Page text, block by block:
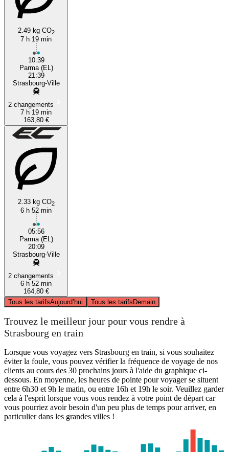
2.49 kg CO2
7 h 19 min
10:39
Parma (EL)
21:39
Strasbourg-Ville
2 changements
7 h 19 min
163,80 €
2.33 kg CO2
6 h 52 min
05:56
Parma (EL)
20:09
Strasbourg-Ville
2 changements
6 h 52 min
164,80 €
Tous les tarifsAujourd’hui Tous les tarifsDemain
Trouvez le meilleur jour pour vous rendre à
Strasbourg en train
Lorsque vous voyagez vers Strasbourg en train, si vous souhaitez
éviter la foule, vous pouvez vérifier la fréquence de voyage de nos
clients au cours des 30 prochains jours à l'aide du graphique ci-
dessous. En moyenne, les heures de pointe pour voyager se situent
entre 6h30 et 9h le matin, ou entre 16h et 19h le soir. Veuillez garder
cela à l'esprit lorsque vous vous rendez à votre point de départ car
vous pourriez avoir besoin d'un peu plus de temps pour arriver, en
particulier dans les grandes villes !